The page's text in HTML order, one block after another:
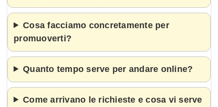
Cosa facciamo concretamente per
promuoverti?
Quanto tempo serve per andare online?
Come arrivano le richieste e cosa vi serve